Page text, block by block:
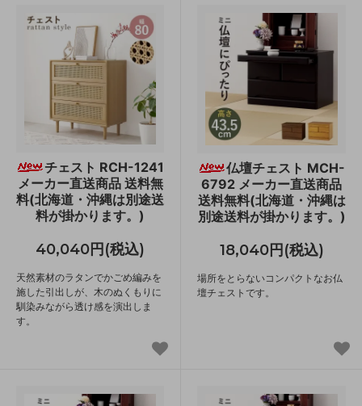
チェスト RCH-1241
メーカー直送商品 送料無
料(北海道・沖縄は別途送
料が掛かります。)
40,040円(税込)
天然素材のラタンでかごめ編みを
施した引出しが、木のぬくもりに
馴染みながら透け感を演出しま
す。
仏壇チェスト MCH-
6792 メーカー直送商品
送料無料(北海道・沖縄は
別途送料が掛かります。)
18,040円(税込)
場所をとらないコンパクトなお仏
壇チェストです。